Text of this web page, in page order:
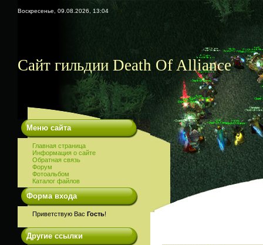
Воскресенье, 09.08.2026, 13:04
Сайт гильдии Death Of Alliance
Меню сайта
Главная страница
Информация о сайте
Обратная связь
Форум
Фотоальбом
Каталог файлов
Форма входа
Приветствую Вас Гость!
Другие ссылки